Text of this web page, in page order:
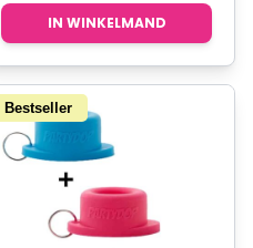
IN WINKELMAND
Bestseller